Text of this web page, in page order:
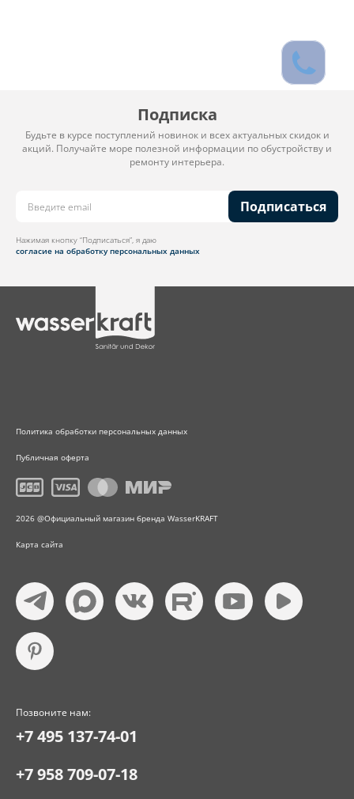
Подписка
Будьте в курсе поступлений новинок и всех актуальных скидок и
акций. Получайте море полезной информации по обустройству и
ремонту интерьера.
Подписаться
Нажимая кнопку “Подписаться”, я даю
согласие на обработку персональных данных
Политика обработки персональных данных
Публичная оферта
2026 @Официальный магазин бренда WasserKRAFT
Карта сайта
Позвоните нам:
+7 495 137-74-01
+7 958 709-07-18